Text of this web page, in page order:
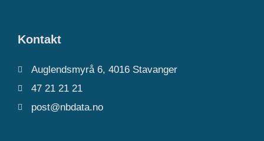
Kontakt
Auglendsmyrå 6, 4016 Stavanger
47 21 21 21
post@nbdata.no